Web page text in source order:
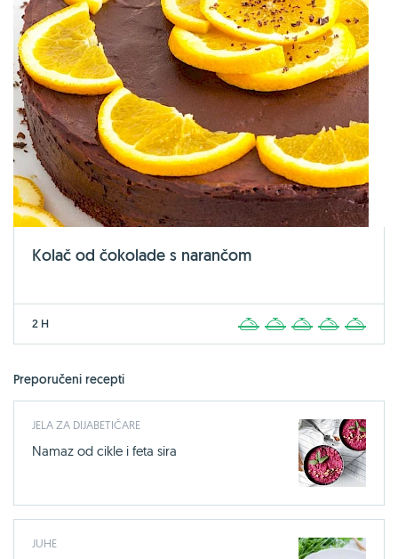
Kolač od čokolade s narančom
2 H 2 3 4
Preporučeni recepti
JELA ZA DIJABETIČARE
Namaz od cikle i feta sira
JUHE